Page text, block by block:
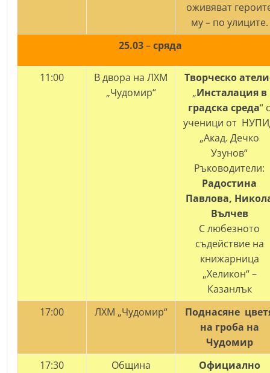
a
.
-
.
оживяват
му – по улиците.
25.03–сряда
11:00
В двора на ЛХМ
„Чудомир“
Творческо
„Инсталация в
градска среда“
ученици от
„Акад. Дечко
Узунов“
Ръководители:
Радостина
Павлова,
Вълчев
С любезното
съдействие на
книжарница
„Хеликон“ –
Казанлък
17:00
ЛХМ „Чудомир“
Поднасяне
на гроба на
Чудомир
17:30
Община
Официално